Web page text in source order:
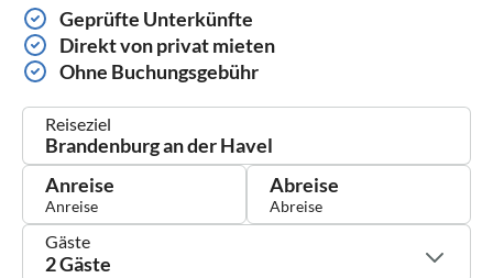
Geprüfte Unterkünfte
Direkt von privat mieten
Ohne Buchungsgebühr
Reiseziel
Anreise Abreise
Gäste
2 Gäste